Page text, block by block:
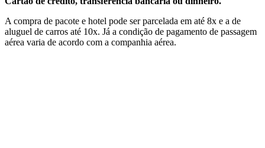
A compra de pacote e hotel pode ser parcelada em até 8x e a de
aluguel de carros até 10x. Já a condição de pagamento de passagem
aérea varia de acordo com a companhia aérea.